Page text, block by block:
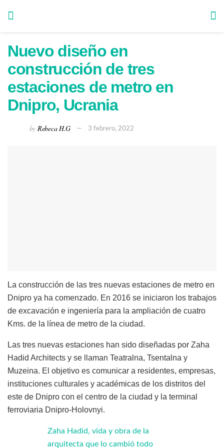
Nuevo diseño en
construcción de tres
estaciones de metro en
Dnipro, Ucrania
by Rebeca H.G 3 febrero, 2022
La construcción de las tres nuevas estaciones de metro en
Dnipro ya ha comenzado. En 2016 se iniciaron los trabajos
de excavación e ingeniería para la ampliación de cuatro
Kms. de la línea de metro de la ciudad.
Las tres nuevas estaciones han sido diseñadas por Zaha
Hadid Architects y se llaman Teatralna, Tsentalna y
Muzeina. El objetivo es comunicar a residentes, empresas,
instituciones culturales y académicas de los distritos del
este de Dnipro con el centro de la ciudad y la terminal
ferroviaria Dnipro-Holovnyi.
Zaha Hadid, vida y obra de la
arquitecta que lo cambió todo